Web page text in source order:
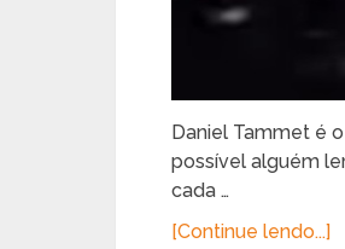
Daniel Tammet é
possível alguém
cada …
[Continue lendo...]